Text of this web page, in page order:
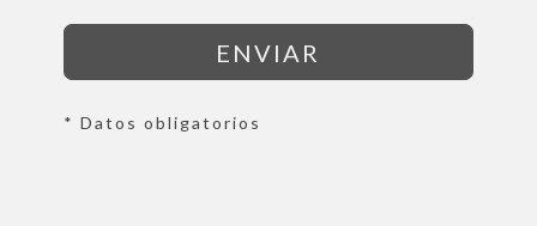
ENVIAR
* Datos obligatorios